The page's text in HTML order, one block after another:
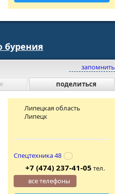
бурения
запомнить
поделиться
Липецкая область
Липецк
Спецтехника 48
+7 (474) 237-41-05 тел.
все телефоны